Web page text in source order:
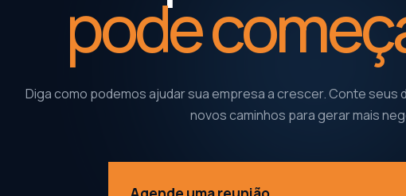
pode
Diga como podemos ajudar sua empresa a crescer. Conte
novos caminhos para gerar mais